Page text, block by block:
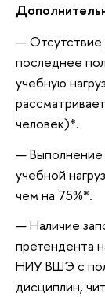
Отсутствие
последнее
учебную
человек)*.
учебной
чем на 75%*.
Наличие
претендента
НИУ ВШЭ с
дисциплин,